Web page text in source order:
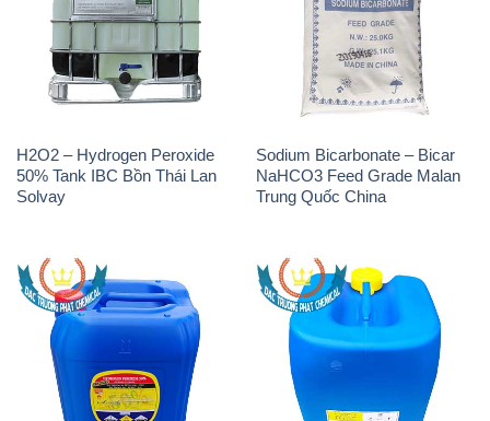
K2Co3 – Potassium
Carbonate AGC Thái Lan
Thailand
Javen – Sodium Hypochlorite
10-12% Việt Nam